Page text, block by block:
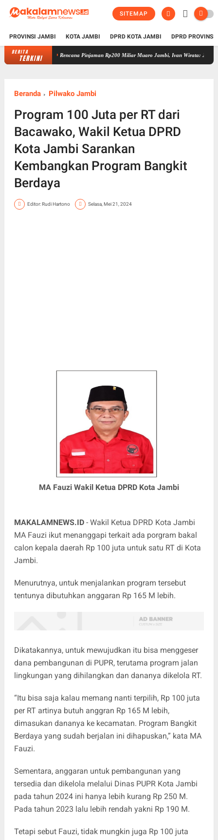
SITEMAP
PROVINSI JAMBI KOTA JAMBI DPRD KOTA JAMBI DPRD
BERITA
TERKINIRencana Pinjaman Rp200 Miliar Muaro Jambi, Ivan Wirata: Jangan Sekadar
Beranda Pilwako Jambi
Program 100 Juta per RT dari
Bacawako, Wakil Ketua DPRD
Kota Jambi Sarankan
Kembangkan Program Bangkit
Berdaya
Editor: Rudi Hartono Selasa, Mei 21, 2024
MA Fauzi Wakil Ketua DPRD Kota Jambi
MAKALAMNEWS.ID- Wakil Ketua DPRD Kota Jambi
MA Fauzi ikut menanggapi terkait ada porgram bakal
calon kepala daerah Rp 100 juta untuk satu RT di Kota
Jambi.
Menurutnya, untuk menjalankan program tersebut
tentunya dibutuhkan anggaran Rp 165 M lebih.
Dikatakannya, untuk mewujudkan itu bisa menggeser
dana pembangunan di PUPR, terutama program jalan
lingkungan yang dihilangkan dan dananya dikelola RT.
“Itu bisa saja kalau memang nanti terpilih, Rp 100 juta
per RT artinya butuh anggran Rp 165 M lebih,
dimasukan dananya ke kecamatan. Program Bangkit
Berdaya yang sudah berjalan ini dihapuskan,” kata MA
Fauzi.
Sementara, anggaran untuk pembangunan yang
tersedia dan dikelola melalui Dinas PUPR Kota Jambi
pada tahun 2024 ini hanya lebih kurang Rp 250 M.
Pada tahun 2023 lalu lebih rendah yakni Rp 190 M.
Tetapi sebut Fauzi, tidak mungkin juga Rp 100 juta